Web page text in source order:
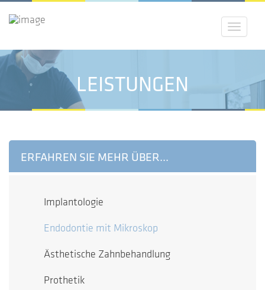
Menü
LEISTUNGEN
ERFAHREN SIE MEHR ÜBER...
Implantologie
Endodontie mit Mikroskop
Ästhetische Zahnbehandlung
Prothetik